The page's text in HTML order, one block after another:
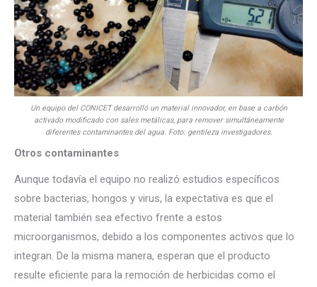
Un equipo del CONICET desarrolló un material innovador, en base a carbón
activado modificado con sales metálicas, para remover simultáneamente
diferentes contaminantes del agua. Foto: gentileza investigadores.
Otros contaminantes
Aunque todavía el equipo no realizó estudios específicos
sobre bacterias, hongos y virus, la expectativa es que el
material también sea efectivo frente a estos
microorganismos, debido a los componentes activos que lo
integran. De la misma manera, esperan que el producto
resulte eficiente para la remoción de herbicidas como el